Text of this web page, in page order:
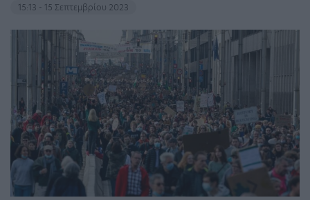
15:13 - 15 Σεπτεμβρίου 2023